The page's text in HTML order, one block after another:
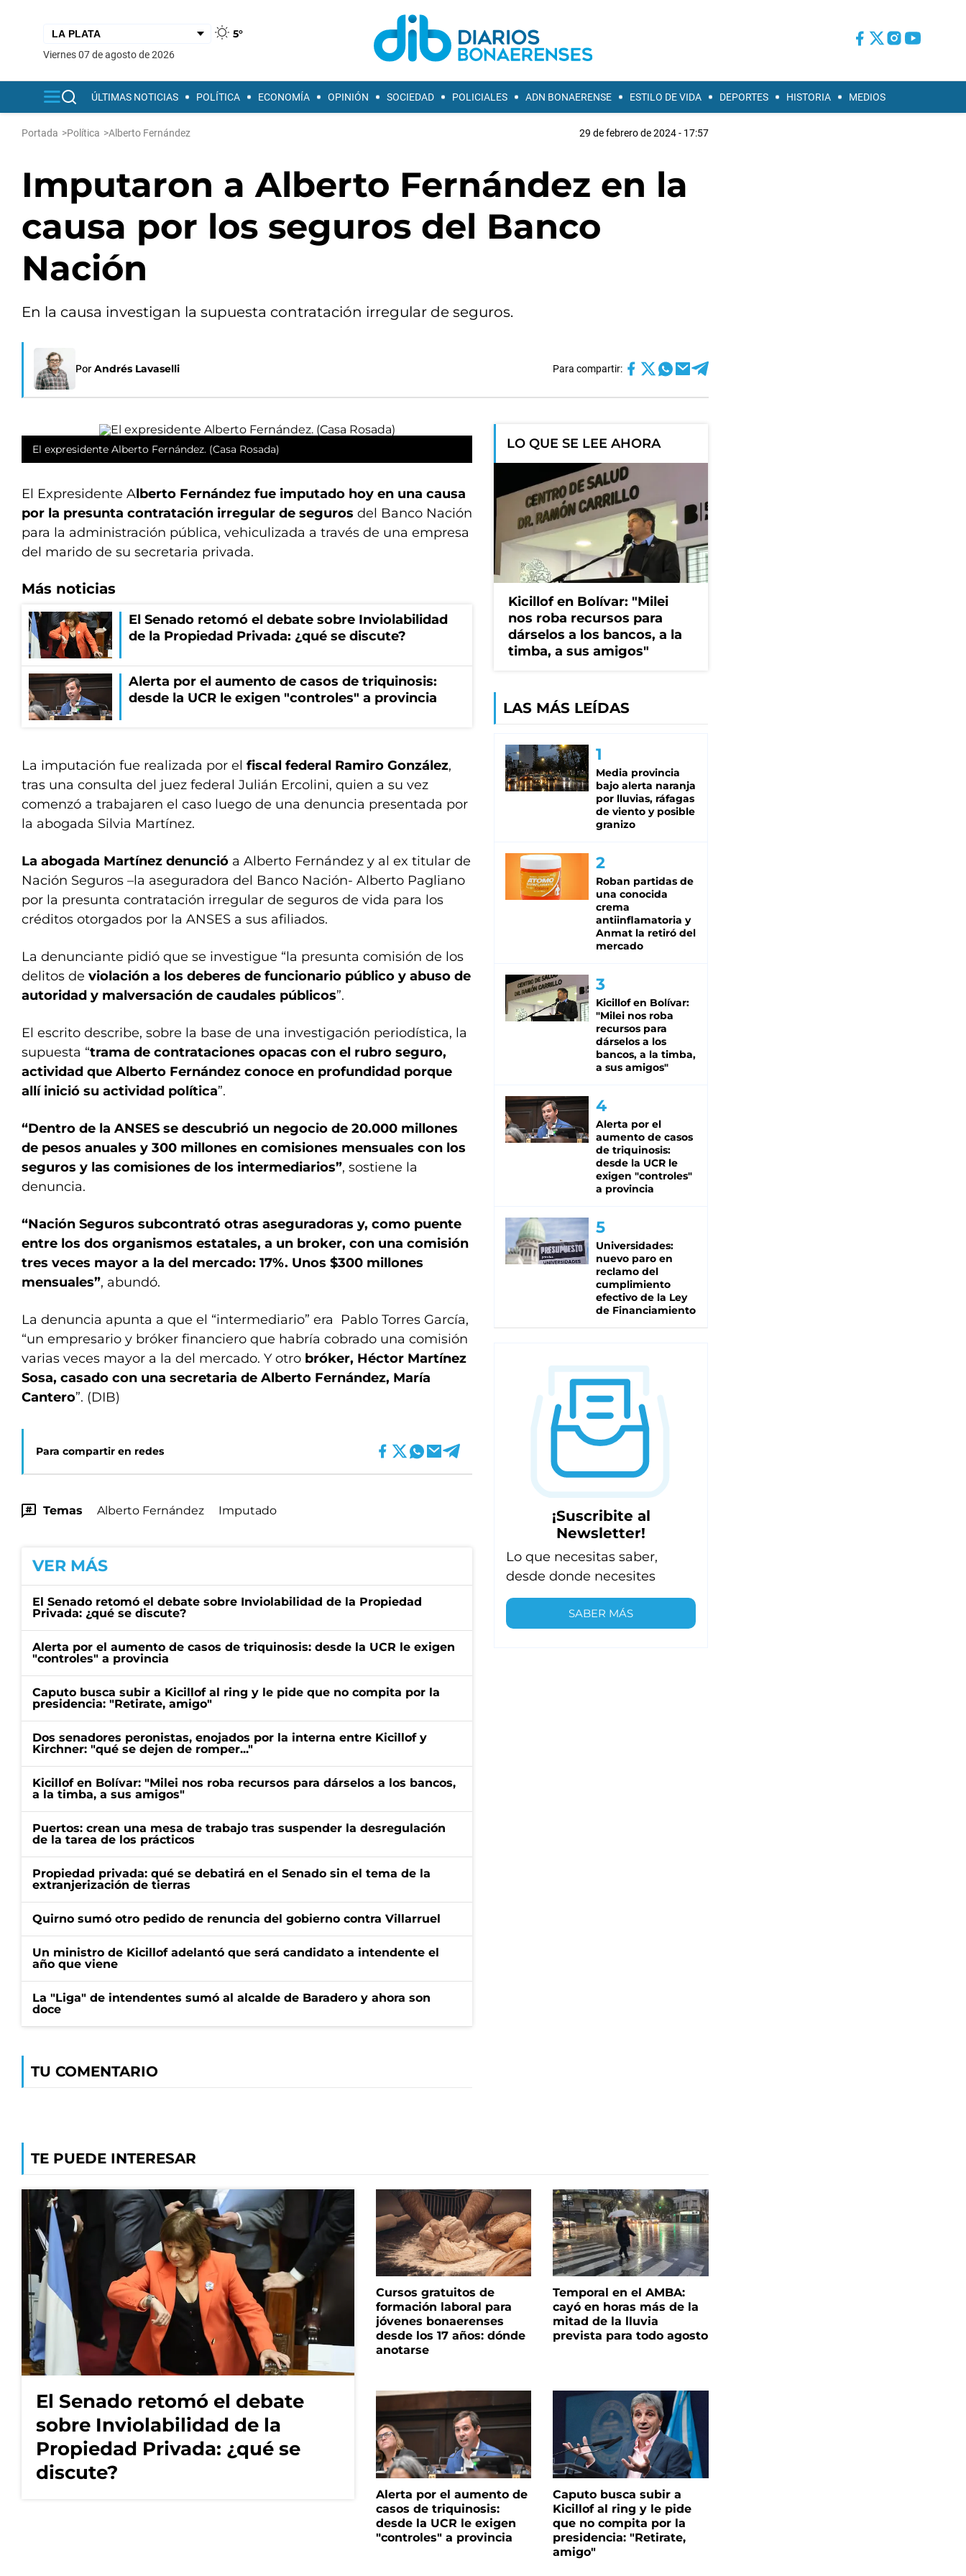
5°
viernes 07 de agosto de 2026
ÚLTIMAS NOTICIAS POLÍTICA ECONOMÍA OPINIÓN SOCIEDAD POLICIALES ADN BONAERENSE ESTILO DE VIDA DEPORTES HISTORIA MEDIOS
Portada >Política >Alberto Fernández 29 de febrero de 2024 - 17:57
Imputaron a Alberto Fernández en la
causa por los seguros del Banco
Nación
En la causa investigan la supuesta contratación irregular de seguros.
Por Andrés Lavaselli Para compartir:
El expresidente Alberto Fernández. (Casa Rosada)
El Expresidente Alberto Fernández fue imputado hoy en una causa
por la presunta contratación irregular de seguros del Banco Nación
para la administración pública, vehiculizada a través de una empresa
del marido de su secretaria privada.
Más noticias
El Senado retomó el debate sobre Inviolabilidad
de la Propiedad Privada: ¿qué se discute?
Alerta por el aumento de casos de triquinosis:
desde la UCR le exigen "controles" a provincia
La imputación fue realizada por el fiscal federal Ramiro González,
tras una consulta del juez federal Julián Ercolini, quien a su vez
comenzó a trabajaren el caso luego de una denuncia presentada por
la abogada Silvia Martínez.
La abogada Martínez denunció a Alberto Fernández y al ex titular de
Nación Seguros –la aseguradora del Banco Nación- Alberto Pagliano
por la presunta contratación irregular de seguros de vida para los
créditos otorgados por la ANSES a sus afiliados.
La denunciante pidió que se investigue “la presunta comisión de los
delitos de violación a los deberes de funcionario público y abuso de
autoridad y malversación de caudales públicos”.
El escrito describe, sobre la base de una investigación periodística, la
supuesta “trama de contrataciones opacas con el rubro seguro,
actividad que Alberto Fernández conoce en profundidad porque
allí inició su actividad política”.
“Dentro de la ANSES se descubrió un negocio de 20.000 millones
de pesos anuales y 300 millones en comisiones mensuales con los
seguros y las comisiones de los intermediarios”, sostiene la
denuncia.
“Nación Seguros subcontrató otras aseguradoras y, como puente
entre los dos organismos estatales, a un broker, con una comisión
tres veces mayor a la del mercado: 17%. Unos $300 millones
mensuales”, abundó.
La denuncia apunta a que el “intermediario” era Pablo Torres García,
“un empresario y bróker financiero que habría cobrado una comisión
varias veces mayor a la del mercado. Y otro bróker, Héctor Martínez
Sosa, casado con una secretaria de Alberto Fernández, María
Cantero”. (DIB)
Para compartir en redes
Temas Alberto Fernández Imputado
VER MÁS
El Senado retomó el debate sobre Inviolabilidad de la Propiedad
Privada: ¿qué se discute?
Alerta por el aumento de casos de triquinosis: desde la UCR le exigen
"controles" a provincia
Caputo busca subir a Kicillof al ring y le pide que no compita por la
presidencia: "Retirate, amigo"
Dos senadores peronistas, enojados por la interna entre Kicillof y
Kirchner: "qué se dejen de romper..."
Kicillof en Bolívar: "Milei nos roba recursos para dárselos a los bancos,
a la timba, a sus amigos"
Puertos: crean una mesa de trabajo tras suspender la desregulación
de la tarea de los prácticos
Propiedad privada: qué se debatirá en el Senado sin el tema de la
extranjerización de tierras
Quirno sumó otro pedido de renuncia del gobierno contra Villarruel
Un ministro de Kicillof adelantó que será candidato a intendente el
año que viene
La "Liga" de intendentes sumó al alcalde de Baradero y ahora son
doce
TU COMENTARIO
LO QUE SE LEE AHORA
Kicillof en Bolívar: "Milei
nos roba recursos para
dárselos a los bancos, a la
timba, a sus amigos"
LAS MÁS LEÍDAS
Media provincia
bajo alerta naranja
por lluvias, ráfagas
de viento y posible
granizo
Roban partidas de
una conocida
crema
antiinflamatoria y
Anmat la retiró del
mercado
Kicillof en Bolívar:
"Milei nos roba
recursos para
dárselos a los
bancos, a la timba,
a sus amigos"
Alerta por el
aumento de casos
de triquinosis:
desde la UCR le
exigen "controles"
a provincia
Universidades:
nuevo paro en
reclamo del
cumplimiento
efectivo de la Ley
de Financiamiento
¡Suscribite al
Newsletter!
Lo que necesitas saber,
desde donde necesites
SABER MÁS
TE PUEDE INTERESAR
El Senado retomó el debate
sobre Inviolabilidad de la
Propiedad Privada: ¿qué se
discute?
Cursos gratuitos de
formación laboral para
jóvenes bonaerenses
desde los 17 años: dónde
anotarse
Temporal en el AMBA:
cayó en horas más de la
mitad de la lluvia
prevista para todo agosto
Alerta por el aumento de
casos de triquinosis:
desde la UCR le exigen
"controles" a provincia
Caputo busca subir a
Kicillof al ring y le pide
que no compita por la
presidencia: "Retirate,
amigo"